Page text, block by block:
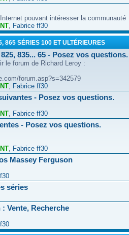
pouvant intéresser la communauté
Fabrice ff30
865 SÉRIES 100 ET ULTÉRIEURES
835... 65 - Posez vos questions.
le forum de Richard Leroy :
forum.asp?s=342579
Fabrice ff30
- Posez vos questions.
Fabrice ff30
- Posez vos questions.
Fabrice ff30
Massey Ferguson
séries
Vente, Recherche